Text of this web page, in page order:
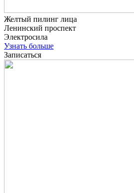
Желтый пилинг лица
Ленинский проспект
Электросила
Узнать больше
Записаться